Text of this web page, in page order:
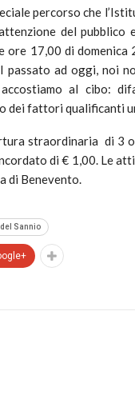
percorso che
del pubblico
17,00 di domenica
ad oggi, noi
al cibo:
fattori qualificanti
straordinaria di 3
di € 1,00. Le
di Benevento.
Sannio